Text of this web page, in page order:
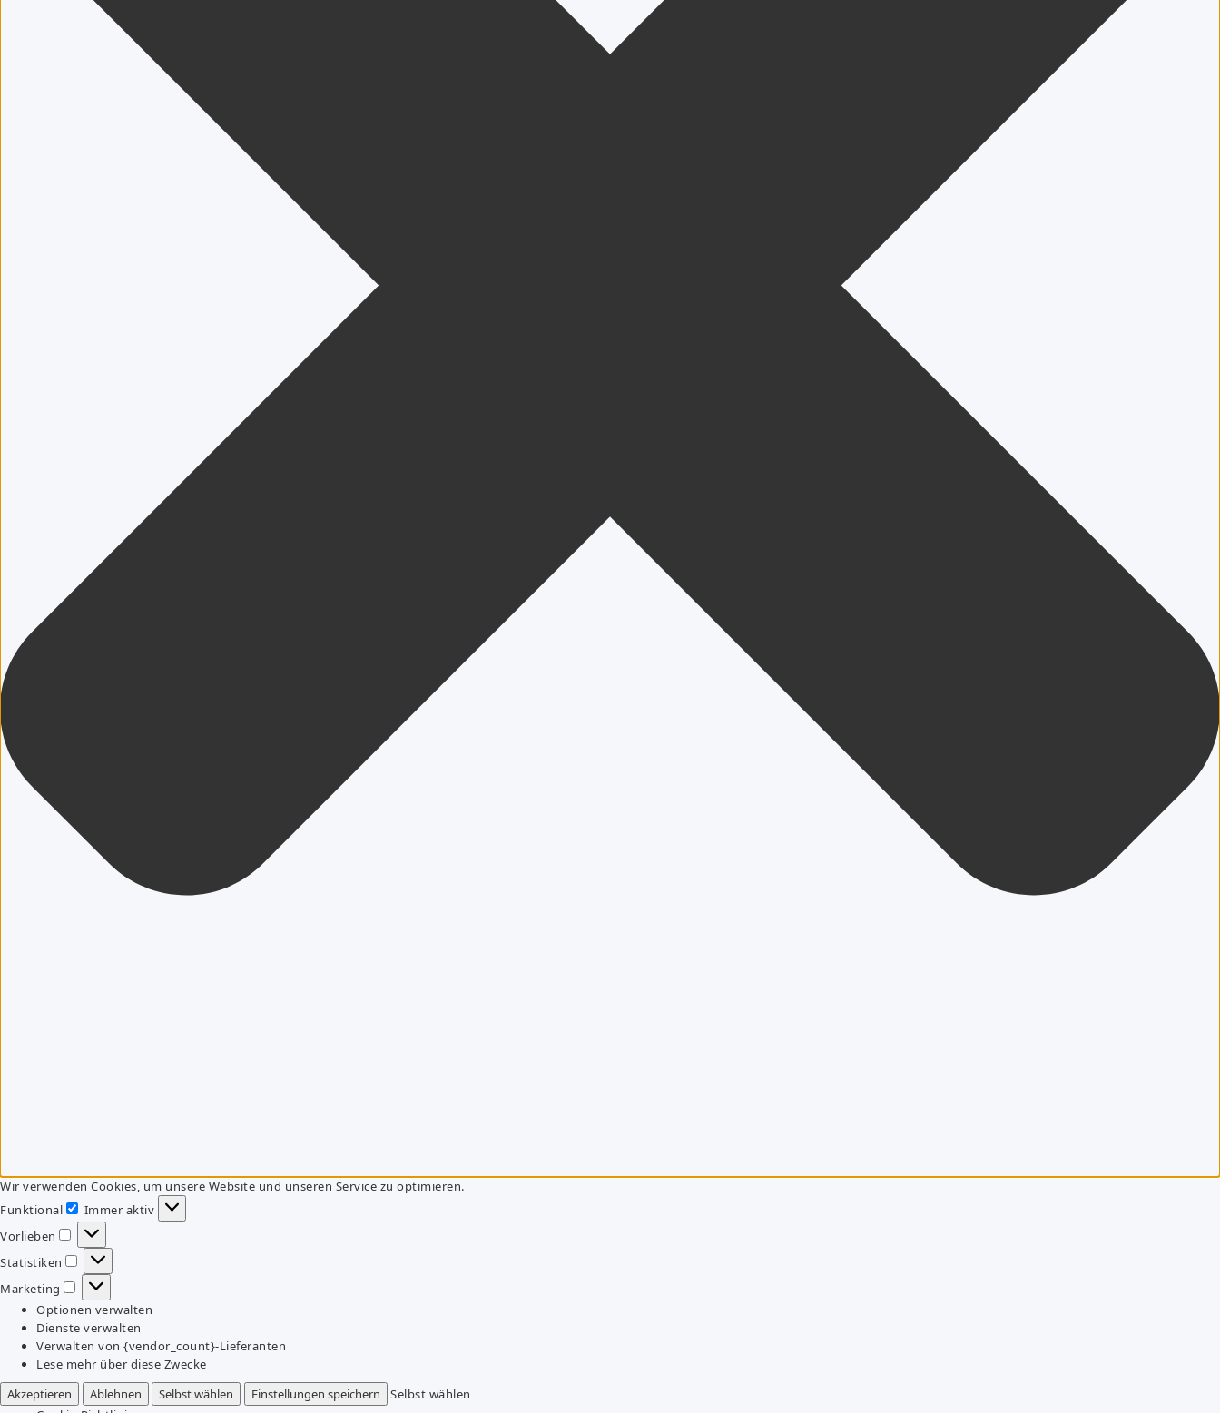
Wir verwenden Cookies, um unsere Website und unseren Service zu optimieren.
Funktional
Funktional
Immer aktiv
Vorlieben
Vorlieben
Statistiken
Statistiken
Marketing
Marketing
Optionen verwalten
Dienste verwalten
Verwalten von {vendor_count}-Lieferanten
Lese mehr über diese Zwecke
Akzeptieren
Ablehnen Selbst wählen Einstellungen speichern
Selbst wählen